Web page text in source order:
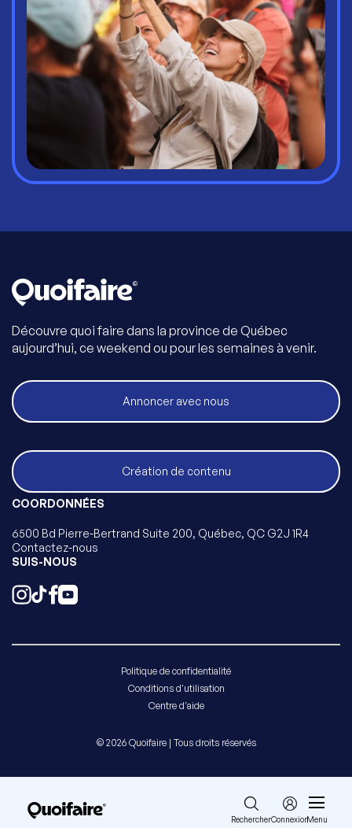
RechercherConnexionMenu
Découvre quoi faire dans la province de Québec
aujourd’hui, ce weekend ou pour les semaines à venir.
Annoncer avec nous
Création de contenu
COORDONNÉES
6500 Bd Pierre-Bertrand Suite 200, Québec, QC G2J 1R4
Contactez-nous
SUIS-NOUS
Politique de confidentialité
Conditions d'utilisation
Centre d'aide
© 2026 Quoifaire | Tous droits réservés